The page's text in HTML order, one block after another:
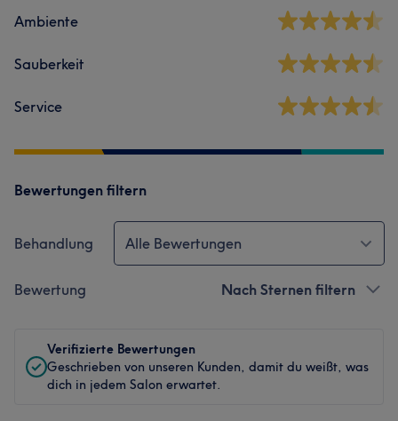
Ambiente
Sauberkeit
Service
Bewertungen filtern
Behandlung Alle Bewertungen
Bewertung Nach Sternen filtern
Verifizierte Bewertungen
Geschrieben von unseren Kunden, damit du weißt, was
dich in jedem Salon erwartet.